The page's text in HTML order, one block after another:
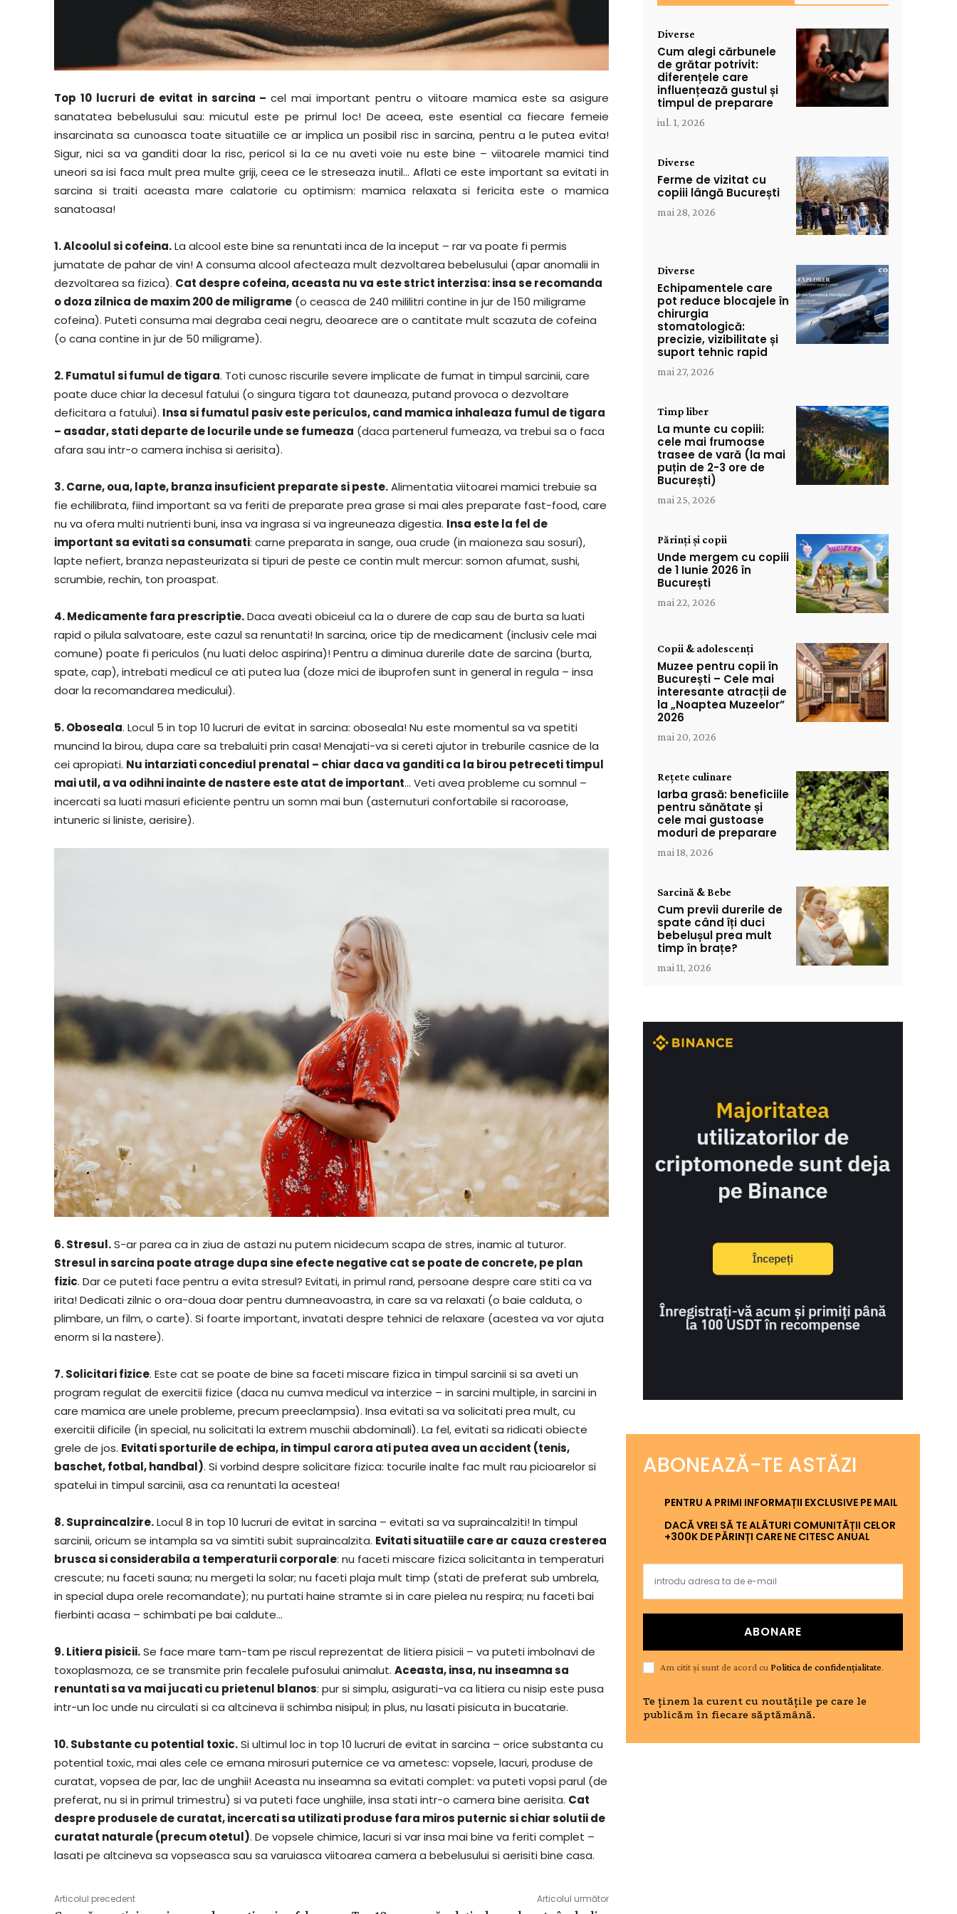
Top 10 lucruri de evitat in sarcina –cel mai important pentru o viitoare mamica este sa asigure
sanatatea bebelusului sau: micutul este pe primul loc! De aceea, este esential ca fiecare femeie
insarcinata sa cunoasca toate situatiile ce ar implica un posibil risc in sarcina, pentru a le putea evita!
Sigur, nici sa va ganditi doar la risc, pericol si la ce nu aveti voie nu este bine – viitoarele mamici tind
uneori sa isi faca mult prea multe griji, ceea ce le streseaza inutil… Aflati ce este important sa evitati in
sarcina si traiti aceasta mare calatorie cu optimism: mamica relaxata si fericita este o mamica
sanatoasa!
1. Alcoolul si cofeina.La alcool este bine sa renuntati inca de la inceput – rar va poate fi permis
jumatate de pahar de vin! A consuma alcool afecteaza mult dezvoltarea bebelusului (apar anomalii in
dezvoltarea sa fizica). Cat despre cofeina, aceasta nu va este strict interzisa: insa se recomanda
o doza zilnica de maxim 200 de miligrame (o ceasca de 240 mililitri contine in jur de 150 miligrame
cofeina). Puteti consuma mai degraba ceai negru, deoarece are o cantitate mult scazuta de cofeina
(o cana contine in jur de 50 miligrame).
2. Fumatul si fumul de tigara. Toti cunosc riscurile severe implicate de fumat in timpul sarcinii, care
poate duce chiar la decesul fatului (o singura tigara tot dauneaza, putand provoca o dezvoltare
deficitara a fatului). Insa si fumatul pasiv este periculos, cand mamica inhaleaza fumul de tigara
– asadar, stati departe de locurile unde se fumeaza (daca partenerul fumeaza, va trebui sa o faca
afara sau intr-o camera inchisa si aerisita).
3. Carne, oua, lapte, branza insuficient preparate si peste.Alimentatia viitoarei mamici trebuie sa
fie echilibrata, fiind important sa va feriti de preparate prea grase si mai ales preparate fast-food, care
nu va ofera multi nutrienti buni, insa va ingrasa si va ingreuneaza digestia. Insa este la fel de
important sa evitati sa consumati: carne preparata in sange, oua crude (in maioneza sau sosuri),
lapte nefiert, branza nepasteurizata si tipuri de peste ce contin mult mercur: somon afumat, sushi,
scrumbie, rechin, ton proaspat.
4. Medicamente fara prescriptie.Daca aveati obiceiul ca la o durere de cap sau de burta sa luati
rapid o pilula salvatoare, este cazul sa renuntati! In sarcina, orice tip de medicament (inclusiv cele mai
comune) poate fi periculos (nu luati deloc aspirina)! Pentru a diminua durerile date de sarcina (burta,
spate, cap), intrebati medicul ce ati putea lua (doze mici de ibuprofen sunt in general in regula – insa
doar la recomandarea medicului).
5. Oboseala. Locul 5 in top 10 lucruri de evitat in sarcina: oboseala! Nu este momentul sa va spetiti
muncind la birou, dupa care sa trebaluiti prin casa! Menajati-va si cereti ajutor in treburile casnice de la
cei apropiati. Nu intarziati concediul prenatal – chiar daca va ganditi ca la birou petreceti timpul
mai util, a va odihni inainte de nastere este atat de important… Veti avea probleme cu somnul –
incercati sa luati masuri eficiente pentru un somn mai bun (asternuturi confortabile si racoroase,
intuneric si liniste, aerisire).
6. Stresul.S-ar parea ca in ziua de astazi nu putem nicidecum scapa de stres, inamic al tuturor.
Stresul in sarcina poate atrage dupa sine efecte negative cat se poate de concrete, pe plan
fizic. Dar ce puteti face pentru a evita stresul? Evitati, in primul rand, persoane despre care stiti ca va
irita! Dedicati zilnic o ora-doua doar pentru dumneavoastra, in care sa va relaxati (o baie calduta, o
plimbare, un film, o carte). Si foarte important, invatati despre tehnici de relaxare (acestea va vor ajuta
enorm si la nastere).
7. Solicitari fizice. Este cat se poate de bine sa faceti miscare fizica in timpul sarcinii si sa aveti un
program regulat de exercitii fizice (daca nu cumva medicul va interzice – in sarcini multiple, in sarcini in
care mamica are unele probleme, precum preeclampsia). Insa evitati sa va solicitati prea mult, cu
exercitii dificile (in special, nu solicitati la extrem muschii abdominali). La fel, evitati sa ridicati obiecte
grele de jos. Evitati sporturile de echipa, in timpul carora ati putea avea un accident (tenis,
baschet, fotbal, handbal). Si vorbind despre solicitare fizica: tocurile inalte fac mult rau picioarelor si
spatelui in timpul sarcinii, asa ca renuntati la acestea!
8. Supraincalzire.Locul 8 in top 10 lucruri de evitat in sarcina – evitati sa va supraincalziti! In timpul
sarcinii, oricum se intampla sa va simtiti subit supraincalzita. Evitati situatiile care ar cauza cresterea
brusca si considerabila a temperaturii corporale: nu faceti miscare fizica solicitanta in temperaturi
crescute; nu faceti sauna; nu mergeti la solar; nu faceti plaja mult timp (stati de preferat sub umbrela,
in special dupa orele recomandate); nu purtati haine stramte si in care pielea nu respira; nu faceti bai
fierbinti acasa – schimbati pe bai caldute…
9. Litiera pisicii.Se face mare tam-tam pe riscul reprezentat de litiera pisicii – va puteti imbolnavi de
toxoplasmoza, ce se transmite prin fecalele pufosului animalut. Aceasta, insa, nu inseamna sa
renuntati sa va mai jucati cu prietenul blanos: pur si simplu, asigurati-va ca litiera cu nisip este pusa
intr-un loc unde nu circulati si ca altcineva ii schimba nisipul; in plus, nu lasati pisicuta in bucatarie.
10. Substante cu potential toxic.Si ultimul loc in top 10 lucruri de evitat in sarcina – orice substanta cu
potential toxic, mai ales cele ce emana mirosuri puternice ce va ametesc: vopsele, lacuri, produse de
curatat, vopsea de par, lac de unghii! Aceasta nu inseamna sa evitati complet: va puteti vopsi parul (de
preferat, nu si in primul trimestru) si va puteti face unghiile, insa stati intr-o camera bine aerisita. Cat
despre produsele de curatat, incercati sa utilizati produse fara miros puternic si chiar solutii de
curatat naturale (precum otetul). De vopsele chimice, lacuri si var insa mai bine va feriti complet –
lasati pe altcineva sa vopseasca sau sa varuiasca viitoarea camera a bebelusului si aerisiti bine casa.
Articolul precedent Articolul următor
Diverse
Cum alegi cărbunele
de grătar potrivit:
diferențele care
influențează gustul și
timpul de preparare
iul. 1, 2026
Diverse
Ferme de vizitat cu
copiii lângă București
mai 28, 2026
Diverse
Echipamentele care
pot reduce blocajele în
chirurgia
stomatologică:
precizie, vizibilitate și
suport tehnic rapid
mai 27, 2026
Timp liber
La munte cu copiii:
cele mai frumoase
trasee de vară (la mai
puțin de 2-3 ore de
București)
mai 25, 2026
Părinți și copii
Unde mergem cu copiii
de 1 Iunie 2026 în
București
mai 22, 2026
Copii & adolescenți
Muzee pentru copii în
București – Cele mai
interesante atracții de
la „Noaptea Muzeelor”
2026
mai 20, 2026
Rețete culinare
Iarba grasă: beneficiile
pentru sănătate și
cele mai gustoase
moduri de preparare
mai 18, 2026
Sarcină & Bebe
Cum previi durerile de
spate când îți duci
bebelușul prea mult
timp în brațe?
mai 11, 2026
ABONEAZĂ-TE ASTĂZI
PENTRU A PRIMI INFORMAȚII EXCLUSIVE PE MAIL
DACĂ VREI SĂ TE ALĂTURI COMUNITĂȚII CELOR
+300K DE PĂRINȚI CARE NE CITESC ANUAL
ABONARE
Am citit și sunt de acord cuPolitica de confidențialitate.
Te ținem la curent cu noutățile pe care le
publicăm în fiecare săptămână.